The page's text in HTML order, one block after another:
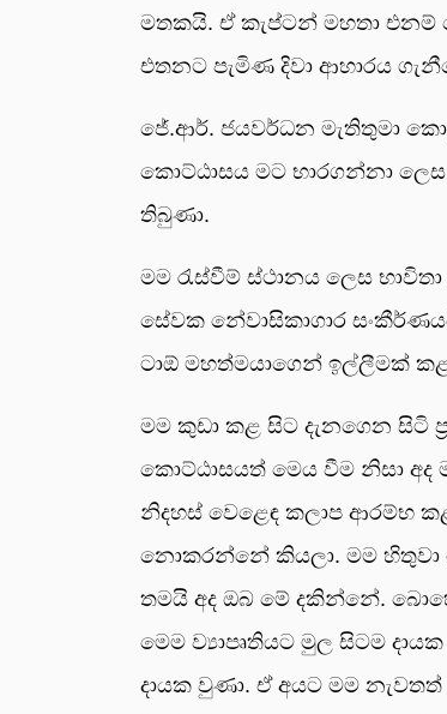
මතකයි. ඒ කැප්ටන් මහතා එනම්
එතනට පැමිණ දිවා ආහාරය
ජේ.ආර්. ජයවර්ධන මැතිතුමා
කොට්ඨාසය මට භාරගන්නා
තිබුණා.
මම රැස්වීම් ස්ථානය ලෙස
සේවක නේවාසිකාගාර
ටාඕ මහත්මයාගෙන් ඉල්ලීමක්
මම කුඩා කළ සිට දැනගෙන සිටි
කොට්ඨාසයත් මෙය වීම නිසා
නිදහස් වෙළෙඳ කලාප ආරම්භ
නොකරන්නේ කියලා. මම හිතුවා
තමයි අද ඔබ මේ දකින්නේ.
මෙම ව්‍යාපෘතියට මුල සිටම
දායක වුණා. ඒ අයට මම